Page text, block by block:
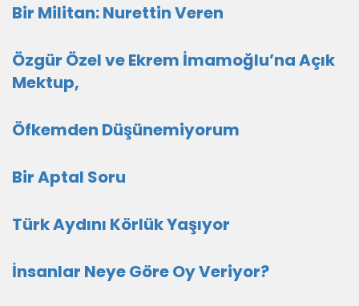
Bir Militan: Nurettin Veren
Özgür Özel ve Ekrem İmamoğlu’na Açık
Mektup,
Öfkemden Düşünemiyorum
Bir Aptal Soru
Türk Aydını Körlük Yaşıyor
İnsanlar Neye Göre Oy Veriyor?